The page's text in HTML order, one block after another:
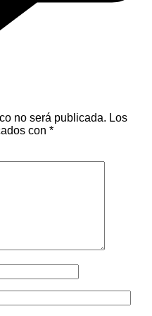
no será publicada. Los
con *